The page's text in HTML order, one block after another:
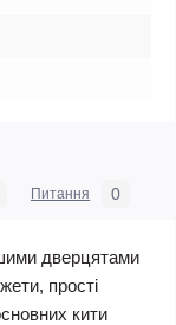
Питання 0
дверцятами
прості
кити